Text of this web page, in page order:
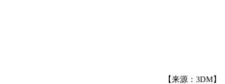
【来源：3DM】